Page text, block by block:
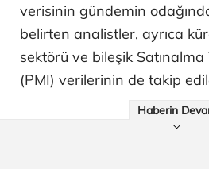
verisinin gündemin
belirten analistler, ayrıca
sektörü ve bileşik
(PMI) verilerinin de takip
Haberin